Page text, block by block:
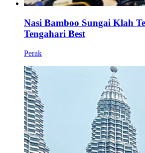
Nasi Bamboo Sungai Klah
Tengahari Best
Perak